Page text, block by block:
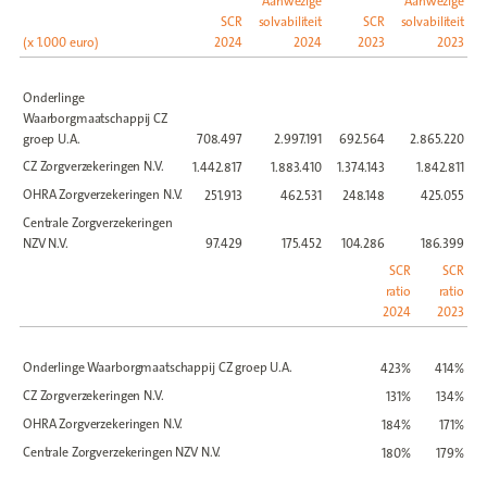
(x 1.000 euro)
SCR
2024
solvabiliteit
2024
SCR
2023
solvabiliteit
2023
Onderlinge
Waarborgmaatschappij CZ
groep U.A.
708.497 2.997.191 692.564
2.865.220
CZ Zorgverzekeringen N.V.
1.442.817 1.883.410 1.374.143
1.842.811
OHRA Zorgverzekeringen N.V.
251.913 462.531 248.148
425.055
Centrale Zorgverzekeringen
NZV N.V.
97.429 175.452 104.286
186.399
SCR
ratio
2024
SCR
ratio
2023
Onderlinge Waarborgmaatschappij CZ groep U.A. 423%
414%
CZ Zorgverzekeringen N.V.
131%
134%
OHRA Zorgverzekeringen N.V.
184%
171%
Centrale Zorgverzekeringen NZV N.V.
180% 179%